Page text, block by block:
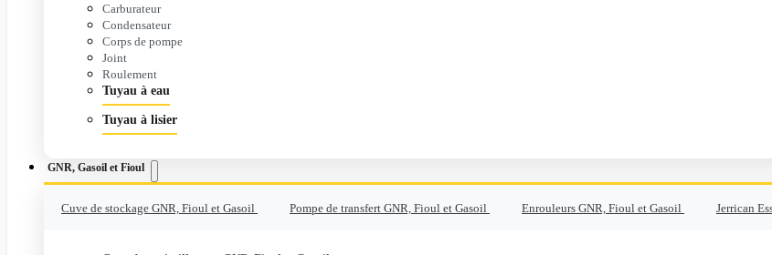
Carburateur
Condensateur
Corps de pompe
Joint
Roulement
Tuyau à eau
Tuyau à lisier
GNR, Gasoil et Fioul
Cuve de stockage GNR, Fioul et Gasoil Pompe de transfert GNR, Fioul et Gasoil Enrouleurs GNR, Fioul et Gasoil Jerrican